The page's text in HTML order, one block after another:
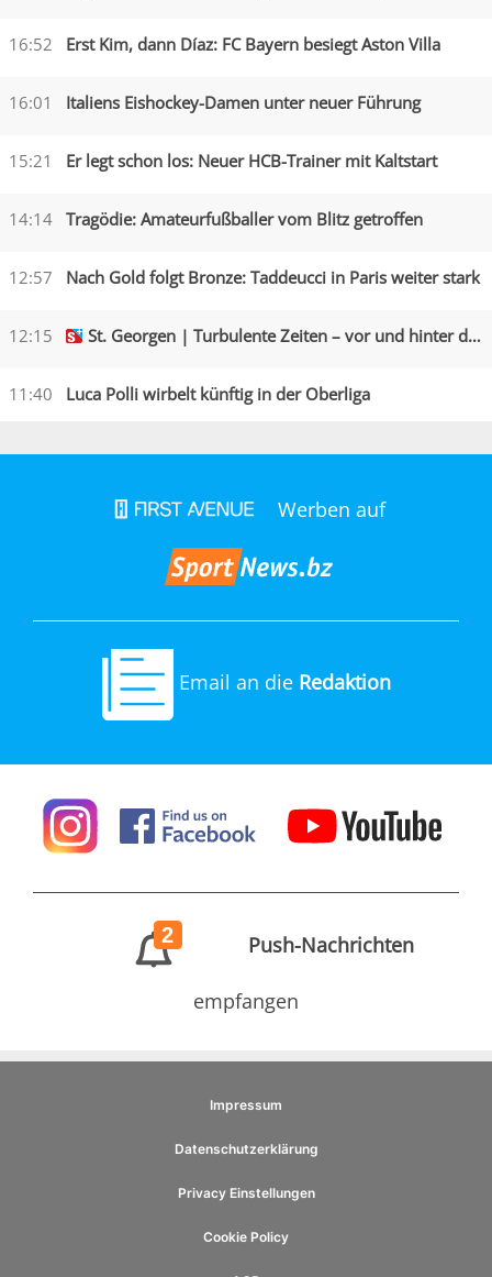
16:52 Erst Kim, dann Díaz: FC Bayern besiegt Aston Villa
16:01 Italiens Eishockey-Damen unter neuer Führung
15:21 Er legt schon los: Neuer HCB-Trainer mit Kaltstart
14:14 Tragödie: Amateurfußballer vom Blitz getroffen
12:57 Nach Gold folgt Bronze: Taddeucci in Paris weiter stark
12:15 St. Georgen | Turbulente Zeiten – vor und hinter den Kulissen
11:40 Luca Polli wirbelt künftig in der Oberliga
Werben auf
Email an die Redaktion
2 Push-Nachrichten
empfangen
Impressum
Datenschutzerklärung
Privacy Einstellungen
Cookie Policy